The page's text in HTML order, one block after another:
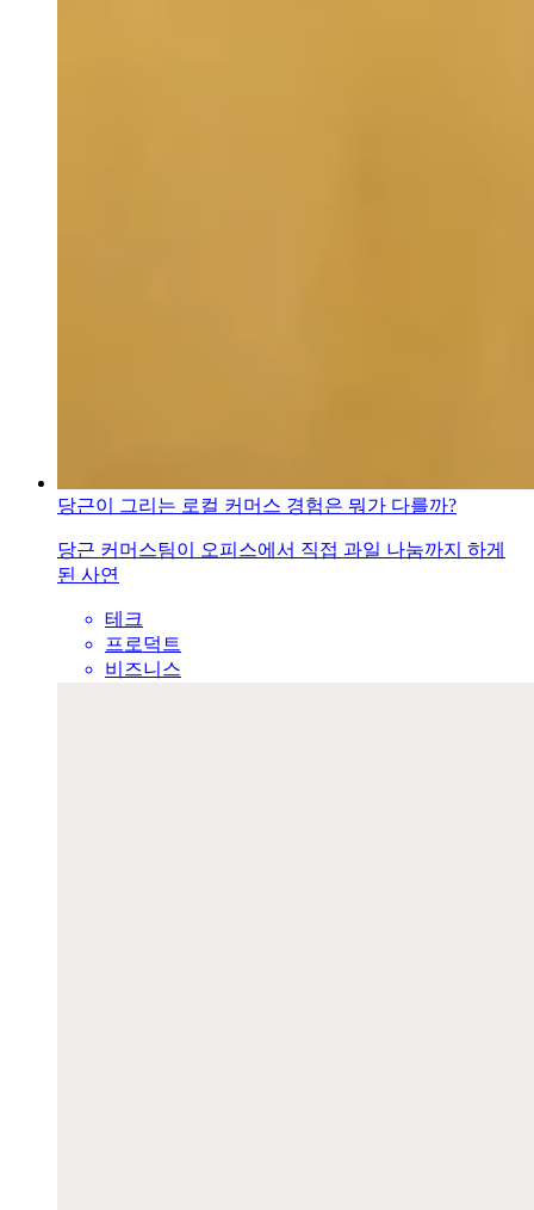
당근이 그리는 로컬 커머스 경험은 뭐가 다를까?
당근 커머스팀이 오피스에서 직접 과일 나눔까지 하게
된 사연
테크
프로덕트
비즈니스